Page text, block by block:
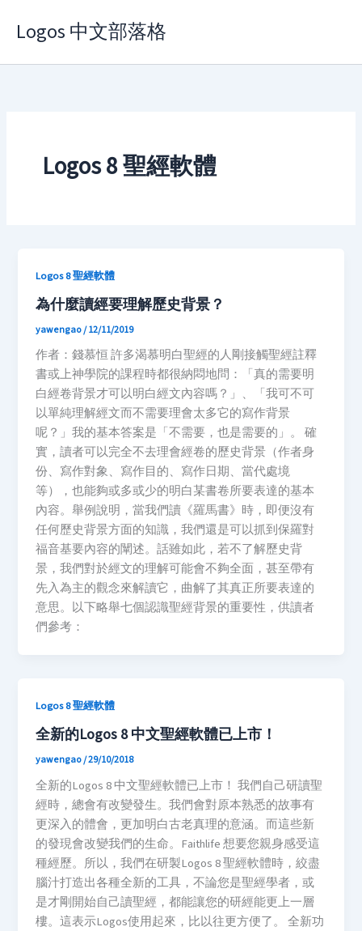
Logos 中文部落格
Logos 8 聖經軟體
Logos 8 聖經軟體
為什麼讀經要理解歷史背景？
yawengao/12/11/2019
作者：錢慕恒 許多渴慕明白聖經的人剛接觸聖經註釋
書或上神學院的課程時都很納悶地問：「真的需要明
白經卷背景才可以明白經文內容嗎？」、「我可不可
以單純理解經文而不需要理會太多它的寫作背景
呢？」我的基本答案是「不需要，也是需要的」。 確
實，讀者可以完全不去理會經卷的歷史背景（作者身
份、寫作對象、寫作目的、寫作日期、當代處境
等），也能夠或多或少的明白某書卷所要表達的基本
內容。舉例說明，當我們讀《羅馬書》時，即便沒有
任何歷史背景方面的知識，我們還是可以抓到保羅對
福音基要內容的闡述。話雖如此，若不了解歷史背
景，我們對於經文的理解可能會不夠全面，甚至帶有
先入為主的觀念來解讀它，曲解了其真正所要表達的
意思。以下略舉七個認識聖經背景的重要性，供讀者
們參考：
Logos 8 聖經軟體
全新的Logos 8 中文聖經軟體已上市！
yawengao/29/10/2018
全新的Logos 8 中文聖經軟體已上市！ 我們自己研讀聖
經時，總會有改變發生。我們會對原本熟悉的故事有
更深入的體會，更加明白古老真理的意涵。而這些新
的發現會改變我們的生命。Faithlife 想要您親身感受這
種經歷。所以，我們在研製Logos 8 聖經軟體時，絞盡
腦汁打造出各種全新的工具，不論您是聖經學者，或
是才剛開始自己讀聖經，都能讓您的研經能更上一層
樓。這表示Logos使用起來，比以往更方便了。 全新功